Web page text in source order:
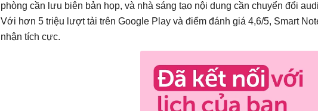
phòng cần lưu biên bản họp, và nhà sáng tạo nội dung cần chuyển đổi
Với hơn 5 triệu lượt tải trên Google Play và điểm đánh giá 4,6/5, Smart
nhận tích cực.